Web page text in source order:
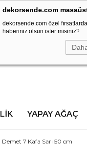
dekorsende.com
dekorsende.com özel
haberiniz olsun ister misiniz?
2000 TL
YAPAY AĞAÇ
7 Kafa Sarı 50 cm